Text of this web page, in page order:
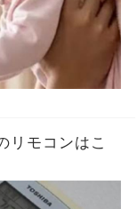
リモコンはこ